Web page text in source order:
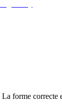
forme